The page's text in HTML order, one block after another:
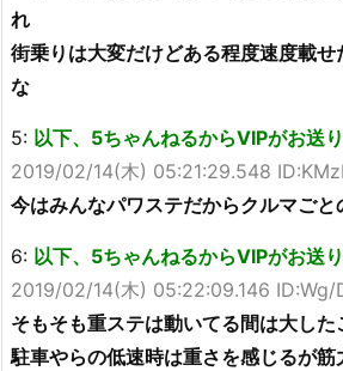
れ
街乗りは大変だけどある程度速度載せ
な
5: 以下、5ちゃんねるからVIPがお送
2019/02/14(木) 05:21:29.548
今はみんなパワステだからクルマごと
6: 以下、5ちゃんねるからVIPがお送
2019/02/14(木) 05:22:09.146 ID:Wg/
そもそも重ステは動いてる間は大し
駐車やらの低速時は重さを感じるが筋